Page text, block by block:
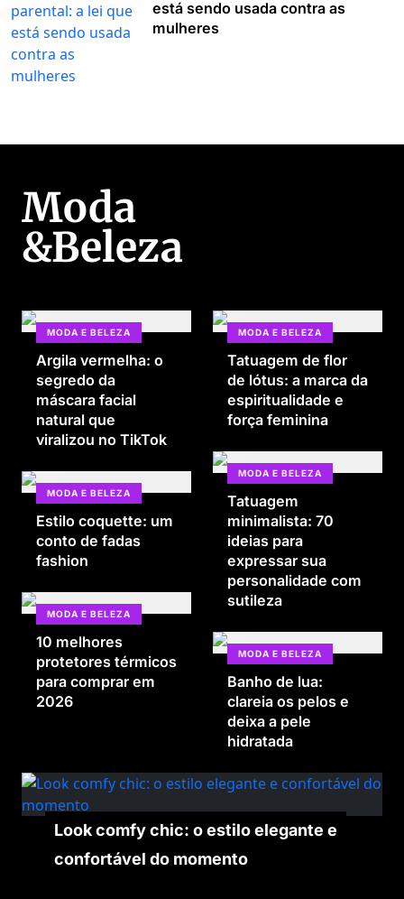
está sendo usada contra as
mulheres
Moda
&Beleza
MODA E BELEZA
Argila vermelha: o
segredo da
máscara facial
natural que
viralizou no TikTok
MODA E BELEZA
Estilo coquette: um
conto de fadas
fashion
MODA E BELEZA
10 melhores
protetores térmicos
para comprar em
2026
MODA E BELEZA
Tatuagem de flor
de lótus: a marca da
espiritualidade e
força feminina
MODA E BELEZA
Tatuagem
minimalista: 70
ideias para
expressar sua
personalidade com
sutileza
MODA E BELEZA
Banho de lua:
clareia os pelos e
deixa a pele
hidratada
Look comfy chic: o estilo elegante e
confortável do momento